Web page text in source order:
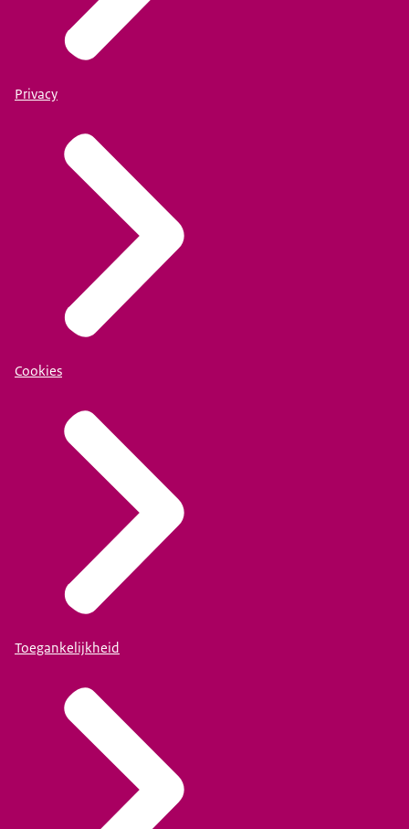
Privacy
Cookies
Toegankelijkheid